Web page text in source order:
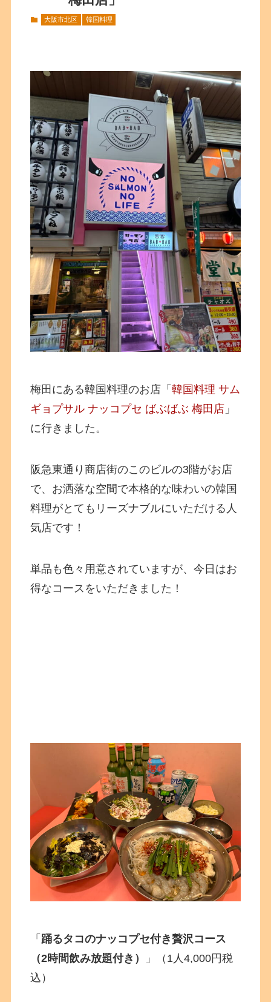
大阪市北区 韓国料理
梅田にある韓国料理のお店「韓国料理 サム
ギョプサル ナッコプセ ばぶばぶ 梅田店 」
に行きました。
阪急東通り商店街のこのビルの3階がお店
で、お洒落な空間で本格的な味わいの韓国
料理がとてもリーズナブルにいただける人
気店です！
単品も色々用意されていますが、今日はお
得なコースをいただきました！
「 踊るタコのナッコプセ付き贅沢コース
（2時間飲み放題付き）
」（1人4,000円税
込）